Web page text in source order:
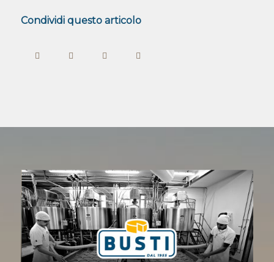
Condividi questo articolo